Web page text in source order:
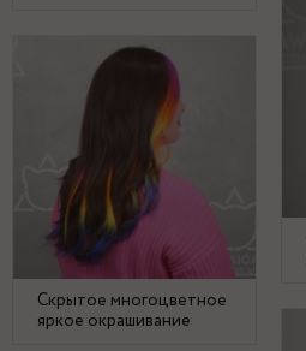
Скрытое многоцветное
яркое окрашивание